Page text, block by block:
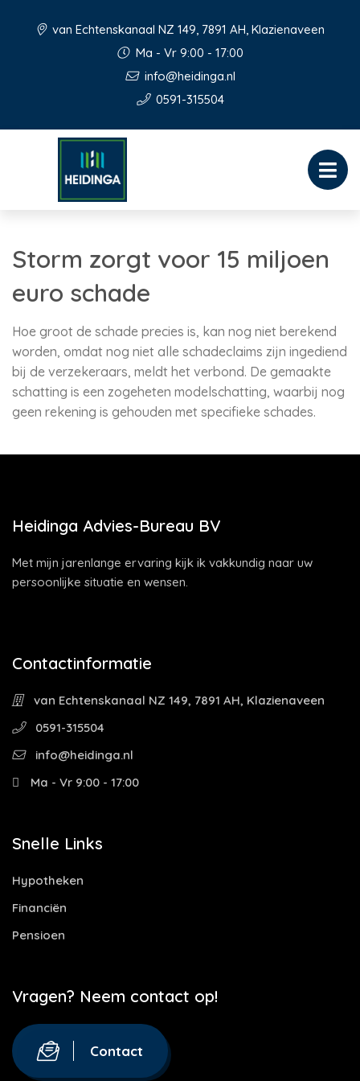
van Echtenskanaal NZ 149, 7891 AH, Klazienaveen
Ma - Vr 9:00 - 17:00
info@heidinga.nl
0591-315504
Storm zorgt voor 15 miljoen
euro schade
Hoe groot de schade precies is, kan nog niet berekend
worden, omdat nog niet alle schadeclaims zijn ingediend
bij de verzekeraars, meldt het verbond. De gemaakte
schatting is een zogeheten modelschatting, waarbij nog
geen rekening is gehouden met specifieke schades.
Heidinga Advies-Bureau BV
Met mijn jarenlange ervaring kijk ik vakkundig naar uw
persoonlijke situatie en wensen.
Contactinformatie
van Echtenskanaal NZ 149, 7891 AH, Klazienaveen
0591-315504
info@heidinga.nl
Ma - Vr 9:00 - 17:00
Snelle Links
Hypotheken
Financiën
Pensioen
Vragen? Neem contact op!
Contact